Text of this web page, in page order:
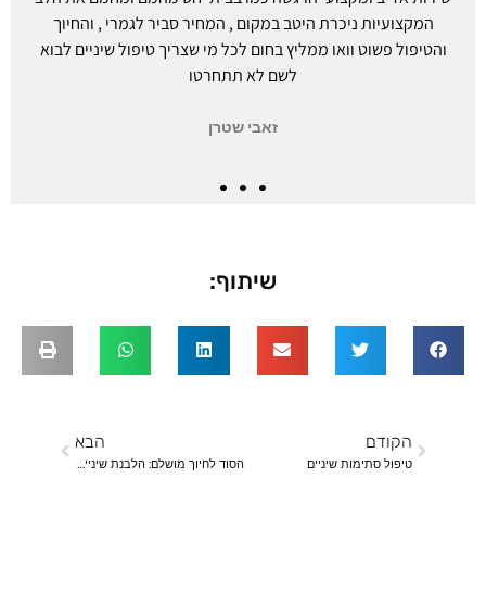
המקצועיות ניכרת היטב במקום , המחיר סביר לגמרי , והחיוך
והטיפול פשוט וואו ממליץ בחום לכל מי שצריך טיפול שיניים לבוא
לשם לא תתחרטו
זאבי שטרן
שיתוף:
הקודם
טיפול סתימות שיניים
הבא